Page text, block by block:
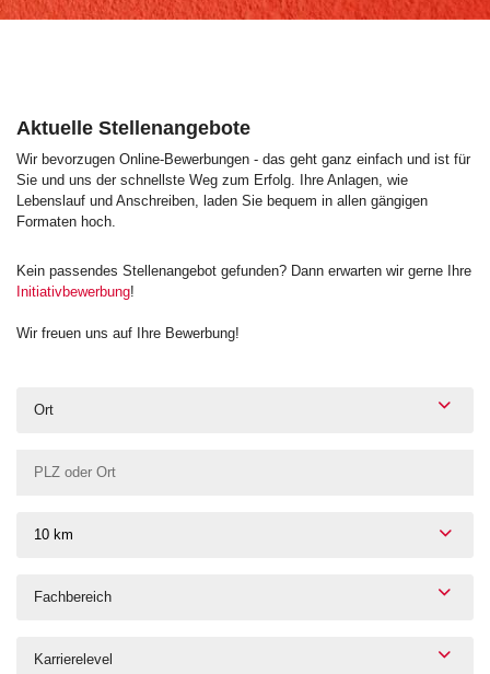
Aktuelle Stellenangebote
Wir bevorzugen Online-Bewerbungen - das geht ganz einfach und ist für
Sie und uns der schnellste Weg zum Erfolg. Ihre Anlagen, wie
Lebenslauf und Anschreiben, laden Sie bequem in allen gängigen
Formaten hoch.
Kein passendes Stellenangebot gefunden? Dann erwarten wir gerne Ihre
Initiativbewerbung!
Wir freuen uns auf Ihre Bewerbung!
Ort
10 km
Fachbereich
Karrierelevel